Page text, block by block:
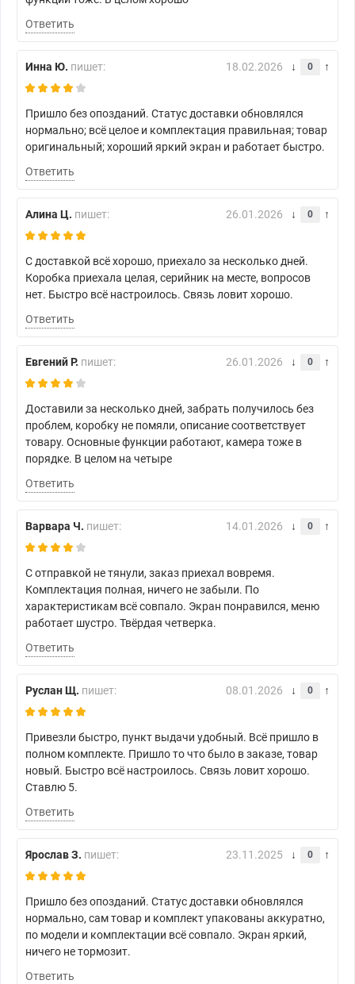
Ответить
Инна Ю. пишет: 18.02.2026 0
Пришло без опозданий. Статус доставки обновлялся
нормально; всё целое и комплектация правильная; товар
оригинальный; хороший яркий экран и работает быстро.
Ответить
Алина Ц. пишет: 26.01.2026 0
С доставкой всё хорошо, приехало за несколько дней.
Коробка приехала целая, серийник на месте, вопросов
нет. Быстро всё настроилось. Связь ловит хорошо.
Ответить
Евгений Р. пишет: 26.01.2026 0
Доставили за несколько дней, забрать получилось без
проблем, коробку не помяли, описание соответствует
товару. Основные функции работают, камера тоже в
порядке. В целом на четыре
Ответить
Варвара Ч. пишет: 14.01.2026 0
С отправкой не тянули, заказ приехал вовремя.
Комплектация полная, ничего не забыли. По
характеристикам всё совпало. Экран понравился, меню
работает шустро. Твёрдая четверка.
Ответить
Руслан Щ. пишет: 08.01.2026 0
Привезли быстро, пункт выдачи удобный. Всё пришло в
полном комплекте. Пришло то что было в заказе, товар
новый. Быстро всё настроилось. Связь ловит хорошо.
Ставлю 5.
Ответить
Ярослав З. пишет: 23.11.2025 0
Пришло без опозданий. Статус доставки обновлялся
нормально, сам товар и комплект упакованы аккуратно,
по модели и комплектации всё совпало. Экран яркий,
ничего не тормозит.
Ответить